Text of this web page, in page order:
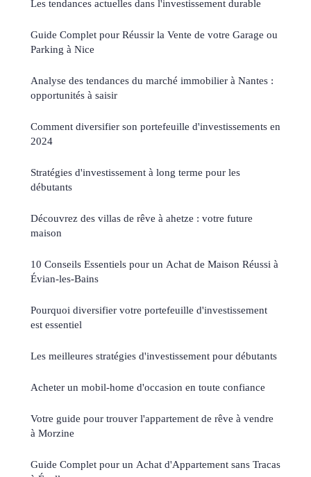
Les tendances actuelles dans l'investissement durable
Guide Complet pour Réussir la Vente de votre Garage ou
Parking à Nice
Analyse des tendances du marché immobilier à Nantes :
opportunités à saisir
Comment diversifier son portefeuille d'investissements en
2024
Stratégies d'investissement à long terme pour les
débutants
Découvrez des villas de rêve à ahetze : votre future
maison
10 Conseils Essentiels pour un Achat de Maison Réussi à
Évian-les-Bains
Pourquoi diversifier votre portefeuille d'investissement
est essentiel
Les meilleures stratégies d'investissement pour débutants
Acheter un mobil-home d'occasion en toute confiance
Votre guide pour trouver l'appartement de rêve à vendre
à Morzine
Guide Complet pour un Achat d'Appartement sans Tracas